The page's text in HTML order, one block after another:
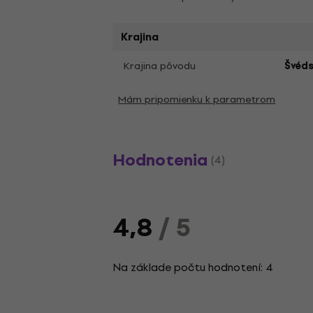
Krajina
Krajina pôvodu
Mám pripomienku k parametrom
Hodnotenia (4)
4,8/ 5
Na základe počtu hodnotení: 4